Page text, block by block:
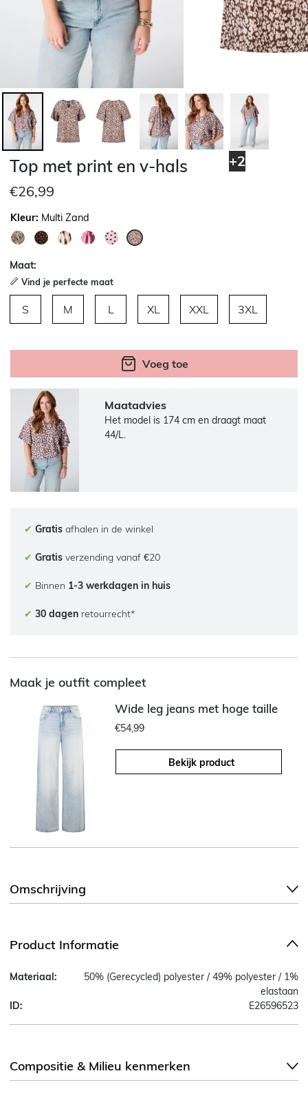
+2
Top met print en v-hals
€26,99
Kleur: Multi Zand
Maat:
Vind je perfecte maat
S M L XL XXL 3XL
Voeg toe
Maatadvies
Het model is 174 cm en draagt maat
44/L.
✔ Gratis afhalen in de winkel
✔ Gratis verzending vanaf €20
✔ Binnen 1-3 werkdagen in huis
✔ 30 dagen retourrecht*
Maak je outfit compleet
Wide leg jeans met hoge taille
€54,99
Bekijk product
Omschrijving
Product Informatie
Materiaal:
50% (Gerecycled) polyester / 49% polyester / 1%
elastaan
ID:
E26596523
Compositie & Milieu kenmerken